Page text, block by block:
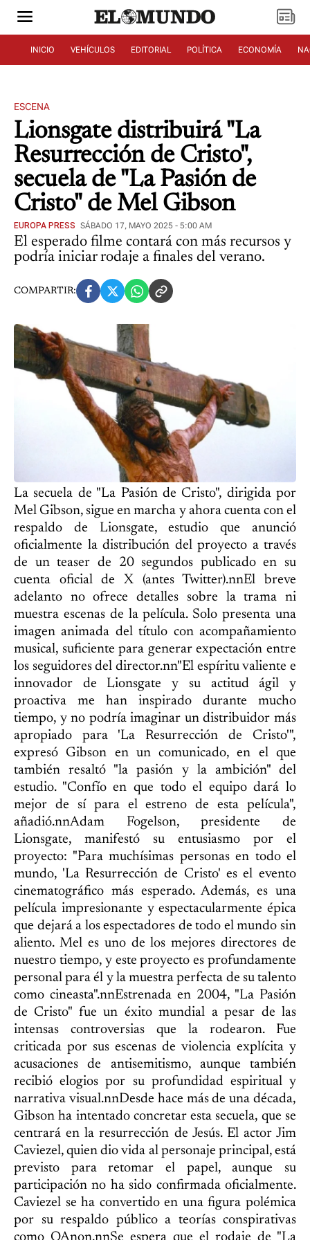
INICIO VEHÍCULOS EDITORIAL POLÍTICA ECONOMÍA
ESCENA
Lionsgate distribuirá "La
Resurrección de Cristo",
secuela de "La Pasión de
Cristo" de Mel Gibson
EUROPA PRESS SÁBADO 17, MAYO 2025 - 5:00 AM
El esperado filme contará con más recursos y
podría iniciar rodaje a finales del verano.
COMPARTIR:
La secuela de "La Pasión de Cristo", dirigida por
Mel Gibson, sigue en marcha y ahora cuenta con el
respaldo de Lionsgate, estudio que anunció
oficialmente la distribución del proyecto a través
de un teaser de 20 segundos publicado en su
cuenta oficial de X (antes Twitter).nnEl breve
adelanto no ofrece detalles sobre la trama ni
muestra escenas de la película. Solo presenta una
imagen animada del título con acompañamiento
musical, suficiente para generar expectación entre
los seguidores del director.nn"El espíritu valiente e
innovador de Lionsgate y su actitud ágil y
proactiva me han inspirado durante mucho
tiempo, y no podría imaginar un distribuidor más
apropiado para 'La Resurrección de Cristo'",
expresó Gibson en un comunicado, en el que
también resaltó "la pasión y la ambición" del
estudio. "Confío en que todo el equipo dará lo
mejor de sí para el estreno de esta película",
añadió.nnAdam Fogelson, presidente de
Lionsgate, manifestó su entusiasmo por el
proyecto: "Para muchísimas personas en todo el
mundo, 'La Resurrección de Cristo' es el evento
cinematográfico más esperado. Además, es una
película impresionante y espectacularmente épica
que dejará a los espectadores de todo el mundo sin
aliento. Mel es uno de los mejores directores de
nuestro tiempo, y este proyecto es profundamente
personal para él y la muestra perfecta de su talento
como cineasta".nnEstrenada en 2004, "La Pasión
de Cristo" fue un éxito mundial a pesar de las
intensas controversias que la rodearon. Fue
criticada por sus escenas de violencia explícita y
acusaciones de antisemitismo, aunque también
recibió elogios por su profundidad espiritual y
narrativa visual.nnDesde hace más de una década,
Gibson ha intentado concretar esta secuela, que se
centrará en la resurrección de Jesús. El actor Jim
Caviezel, quien dio vida al personaje principal, está
previsto para retomar el papel, aunque su
participación no ha sido confirmada oficialmente.
Caviezel se ha convertido en una figura polémica
por su respaldo público a teorías conspirativas